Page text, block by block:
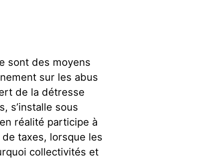
sont des moyens
sur les abus
de la détresse
s’installe sous
réalité participe à
taxes, lorsque les
collectivités et